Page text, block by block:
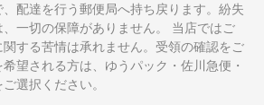
配達を行う郵便局へ持ち戻ります。紛失
、一切の保障がありません。 当店ではご
する苦情は承れません。受領の確認をご
望される方は、ゆうパック・佐川急便・
選択ください。